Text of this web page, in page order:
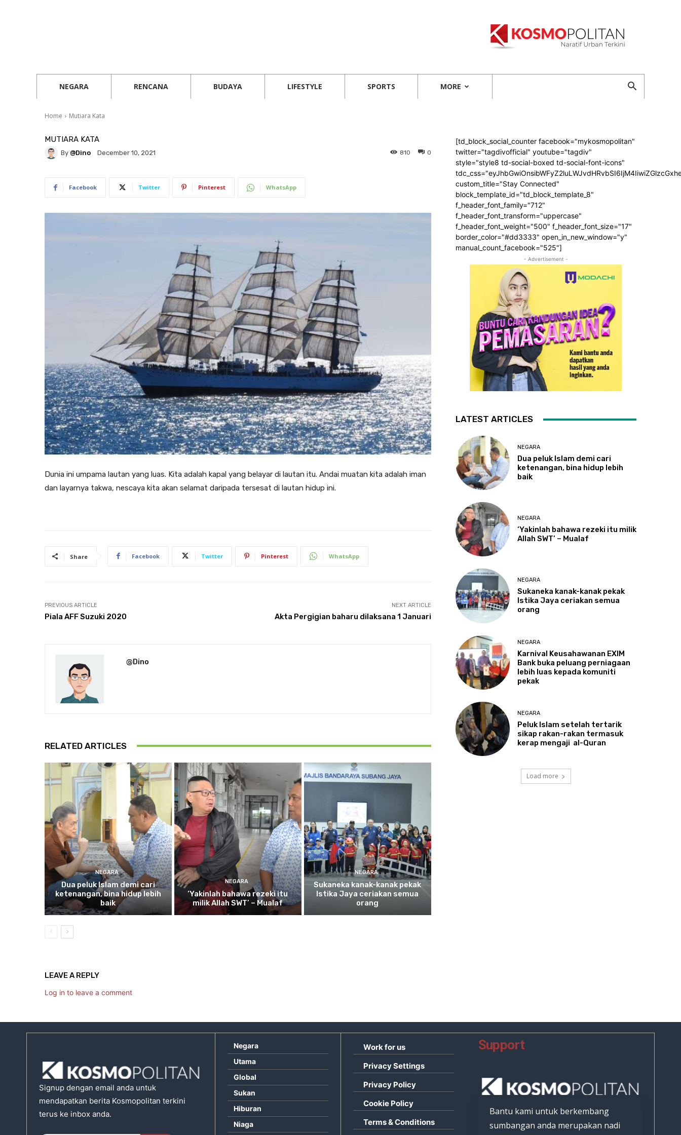
NEGARA RENCANA BUDAYA LIFESTYLE SPORTS MORE
Home Mutiara Kata
MUTIARA KATA
By @Dino December 10, 2021 0
810
Facebook Twitter Pinterest WhatsApp
Dunia ini umpama lautan yang luas. Kita adalah kapal yang belayar di lautan itu. Andai muatan kita adalah iman
dan layarnya takwa, nescaya kita akan selamat daripada tersesat di lautan hidup ini.
Share Facebook Twitter Pinterest WhatsApp
PREVIOUS ARTICLE
Piala AFF Suzuki 2020
NEXT ARTICLE
Akta Pergigian baharu dilaksana 1 Januari
@Dino
RELATED ARTICLES
NEGARA
Duapeluk Islam demi cari
ketenangan, bina hidup lebih
baik
NEGARA
‘Yakinlahbahawa rezeki itu
milik Allah SWT’ – Mualaf
NEGARA
Sukaneka kanak-kanak pekak
Istika Jaya ceriakan semua
orang
LEAVE A REPLY
Log in to leave a comment
[td_block_social_counter facebook="mykosmopolitan"
twitter="tagdivofficial" youtube="tagdiv"
style="style8 td-social-boxed td-social-font-icons"
custom_title="Stay Connected"
block_template_id="td_block_template_8"
f_header_font_family="712"
f_header_font_transform="uppercase"
f_header_font_weight="500" f_header_font_size="17"
border_color="#dd3333" open_in_new_window="y"
manual_count_facebook="525"]
- Advertisement -
LATEST ARTICLES
NEGARA
Dua peluk Islam demi cari
ketenangan, bina hidup lebih
baik
NEGARA
‘Yakinlah bahawa rezeki itu milik
Allah SWT’ – Mualaf
NEGARA
Sukaneka kanak-kanak pekak
Istika Jaya ceriakan semua
orang
NEGARA
Karnival Keusahawanan EXIM
Bank buka peluang perniagaan
lebih luas kepada komuniti
pekak
NEGARA
PelukIslam setelah tertarik
sikap rakan-rakan termasuk
kerap mengaji al-Quran
Load more
Signup dengan email anda untuk
mendapatkan berita Kosmopolitan terkini
terus ke inbox anda.
Negara
Utama
Global
Sukan
Hiburan
Niaga
Work for us
Privacy Settings
Privacy Policy
Cookie Policy
Terms & Conditions
Support
Bantu kami untuk berkembang
sumbangan anda merupakan nadi